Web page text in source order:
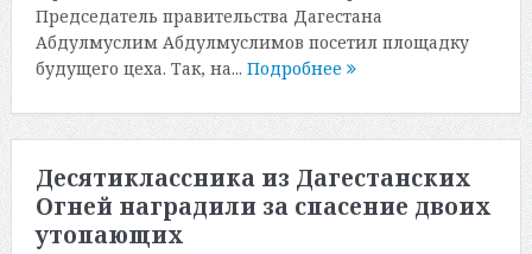
Председатель правительства Дагестана
Абдулмуслим Абдулмуслимов посетил площадку
будущего цеха. Так, на... Подробнее
Десятиклассника из Дагестанских
Огней наградили за спасение двоих
утопающих